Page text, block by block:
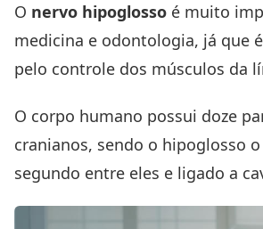
O nervo hipoglosso é muito
medicina e odontologia, já que
pelo controle dos músculos da
O corpo humano possui doze
cranianos, sendo o hipoglosso
segundo entre eles e ligado a